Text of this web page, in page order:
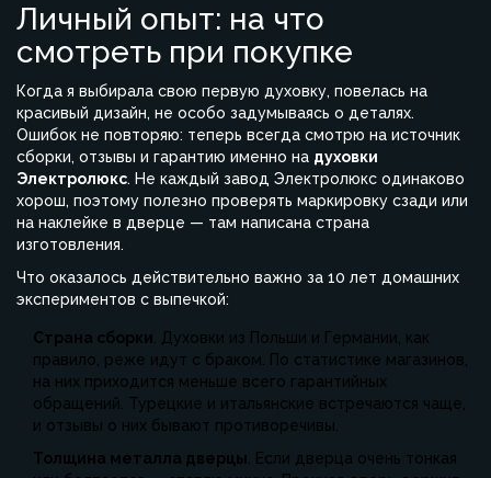
Личный опыт: на что
смотреть при покупке
Когда я выбирала свою первую духовку, повелась на
красивый дизайн, не особо задумываясь о деталях.
Ошибок не повторяю: теперь всегда смотрю на источник
сборки, отзывы и гарантию именно на духовки
Электролюкс. Не каждый завод Электролюкс одинаково
хорош, поэтому полезно проверять маркировку сзади или
на наклейке в дверце — там написана страна
изготовления.
Что оказалось действительно важно за 10 лет домашних
экспериментов с выпечкой:
Страна сборки. Духовки из Польши и Германии, как
правило, реже идут с браком. По статистике магазинов,
на них приходится меньше всего гарантийных
обращений. Турецкие и итальянские встречаются чаще,
и отзывы о них бывают противоречивы.
Толщина металла дверцы. Если дверца очень тонкая